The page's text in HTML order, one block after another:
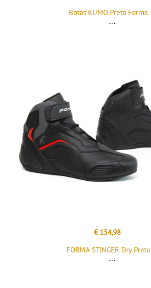
Botas KUMO Preta Forma
€ 154,98
FORMA STINGER Dry Preto